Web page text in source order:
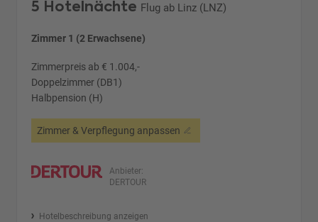
5 Hotelnächte Flug ab Linz (LNZ)
Zimmer 1 (2 Erwachsene)
Zimmerpreis ab € 1.004,-
Doppelzimmer (DB1)
Halbpension (H)
Zimmer & Verpflegung anpassen
Anbieter:
DERTOUR
Hotelbeschreibung anzeigen